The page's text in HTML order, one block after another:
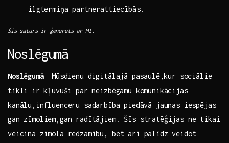
ilgtermiņa partnerattiecībās.
Šis‍ saturs ir‌ ģenerēts ar MI.
Noslēgumā
Noslēgumā⁢ Mūsdienu digitālajā ⁢pasaulē,kur sociālie
tīkli ir⁣ kļuvuši par neizbēgamu komunikācijas
kanālu,influenceru sadarbība ⁢piedāvā jaunas iespējas
gan zīmoliem,gan radītājiem. Šīs stratēģijas ‌ne​ tikai
veicina zīmola redzamību, ​bet‌ arī palīdz veidot